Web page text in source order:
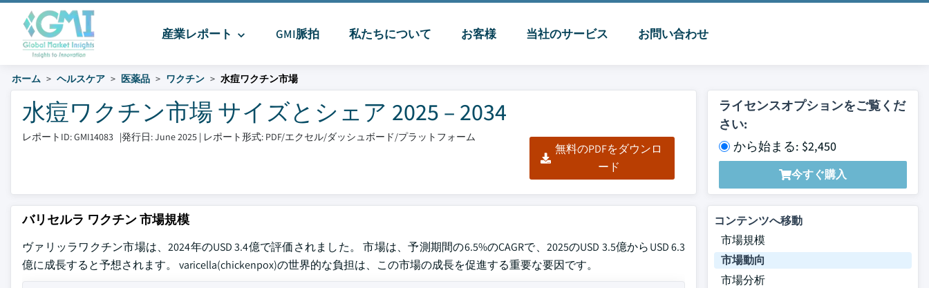
産業レポート GMI脈拍 私たちについて お客様 当社のサービス お問い合わせ
ホーム ヘルスケア 医薬品 ワクチン 水痘ワクチン市場
水痘ワクチン市場 サイズとシェア 2025 – 2034
レポートID: GMI14083 |発行日: June 2025 | レポート形式: PDF/エクセル/ダッシュボード/プラットフォーム
無料のPDFをダウンロ
ード
ライセンスオプションをご覧くだ
さい:
から始まる: $2,450
今すぐ購入
バリセルラ ワクチン 市場規模
ヴァリッラワクチン市場は、2024年のUSD 3.4億で評価されました。 市場は、予測期間の6.5%のCAGRで、2025のUSD 3.5億からUSD 6.3
億に成長すると予想されます。 varicella(chickenpox)の世界的な負担は、この市場の成長を促進する重要な要因です。
コンテンツへ移動
市場規模
市場動向
市場分析